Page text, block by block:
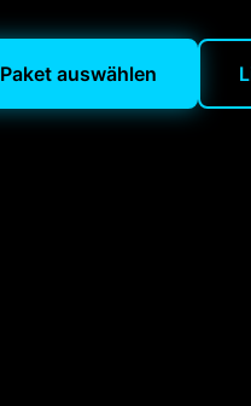
Paket auswählen